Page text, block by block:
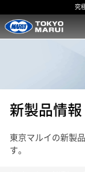
究
新製品情
東京マルイの新製
す。